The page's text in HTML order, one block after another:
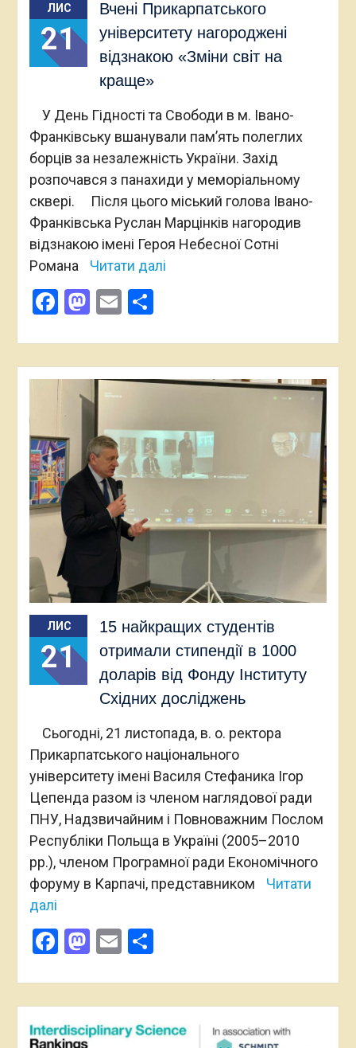
ЛИС
21
Вчені Прикарпатського
університету нагороджені
відзнакою «Зміни світ на
краще»
У День Гідності та Свободи в м. Івано-
Франківську вшанували пам’ять полеглих
борців за незалежність України. Захід
розпочався з панахиди у меморіальному
сквері. Після цього міський голова Івано-
Франківська Руслан Марцінків нагородив
відзнакою імені Героя Небесної Сотні
Романа
Читати далі
Facebook
Mastodon
EmailПоділитися
ЛИС
21
15 найкращих студентів
отримали стипендії в 1000
доларів від Фонду Інституту
Східних досліджень
Сьогодні, 21 листопада, в. о. ректора
Прикарпатського національного
університету імені Василя Стефаника Ігор
Цепенда разом із членом наглядової ради
ПНУ, Надзвичайним і Повноважним Послом
Республіки Польща в Україні (2005–2010
рр.), членом Програмної ради Економічного
форуму в Карпачі, представником
Читати
далі
Facebook
Mastodon
EmailПоділитися